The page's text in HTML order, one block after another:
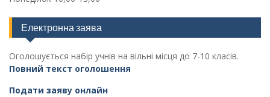
Електронна заява
Оголошується набір учнів на вільні місця до 7-10 класів.
Повний текст оголошення
Подати заяву онлайн